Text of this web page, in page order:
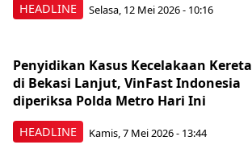
HEADLINE Selasa, 12 Mei 2026 - 10:16
HEADLINE
Penyidikan Kasus Kecelakaan Kereta
di Bekasi Lanjut, VinFast Indonesia
diperiksa Polda Metro Hari Ini
Kamis, 7 Mei 2026 - 13:44